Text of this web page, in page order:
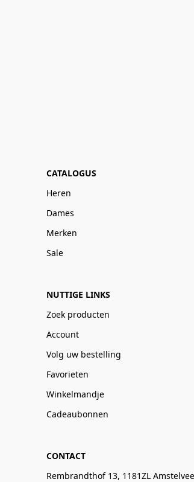
CATALOGUS
Heren
Dames
Merken
Sale
NUTTIGE LINKS
Zoek producten
Account
Volg uw bestelling
Favorieten
Winkelmandje
Cadeaubonnen
CONTACT
Rembrandthof 13, 1181ZL